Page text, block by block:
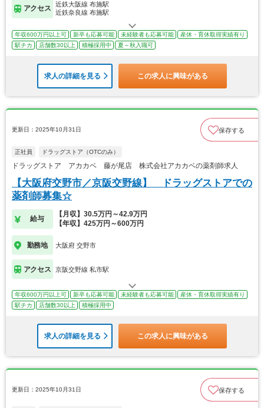
アクセス
近鉄大阪線 布施駅
近鉄奈良線 布施駅
年収600万円以上可 新卒も応募可能 未経験者も応募可能
産休・育休取得実績有り
駅チカ
店舗数30以上 積極採用中 夏～秋入職可
求人の詳細を見る この求人に興味がある
更新日：2025年10月31日 保存する
正社員 ドラッグストア（OTCのみ）
ドラッグストア アカカベ 藤が尾店 株式会社アカカベの薬剤師求人
【大阪府交野市／京阪交野線】 ドラッグストアでの
薬剤師募集☆
給与
【月収】30.5万円～42.9万円
【年収】425万円～600万円
勤務地 大阪府 交野市
アクセス 京阪交野線 私市駅
年収600万円以上可 新卒も応募可能 未経験者も応募可能
産休・育休取得実績有り
駅チカ
店舗数30以上 積極採用中
求人の詳細を見る この求人に興味がある
更新日：2025年10月31日 保存する